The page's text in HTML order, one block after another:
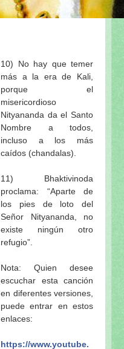
10) No hay que temer
más a la era de Kali,
porque el
misericordioso
Nityananda da el Santo
Nombre a todos,
incluso a los más
caídos (chandalas).
11) Bhaktivinoda
proclama: “Aparte de
los pies de loto del
Señor Nityananda, no
existe ningún otro
refugio”.
Nota: Quien desee
escuchar esta canción
en diferentes versiones,
puede entrar en estos
enlaces:
https://www.youtube.